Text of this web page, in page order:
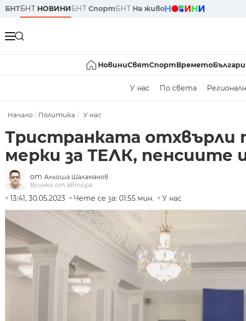
БНТБНТ НОВИНИБНТ СпортБНТ На живо
НовиниСвятСпортВремето
У нас По света
Начало Политика У нас
Тристранката отхвърли
мерки за ТЕЛК, пенсиите
от Альоша Шаламанов
Всичко от автора
13:41, 30.05.2023
Чете се за: 01:55 мин. У нас